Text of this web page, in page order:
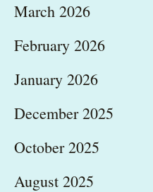
March 2026
February 2026
January 2026
December 2025
October 2025
August 2025